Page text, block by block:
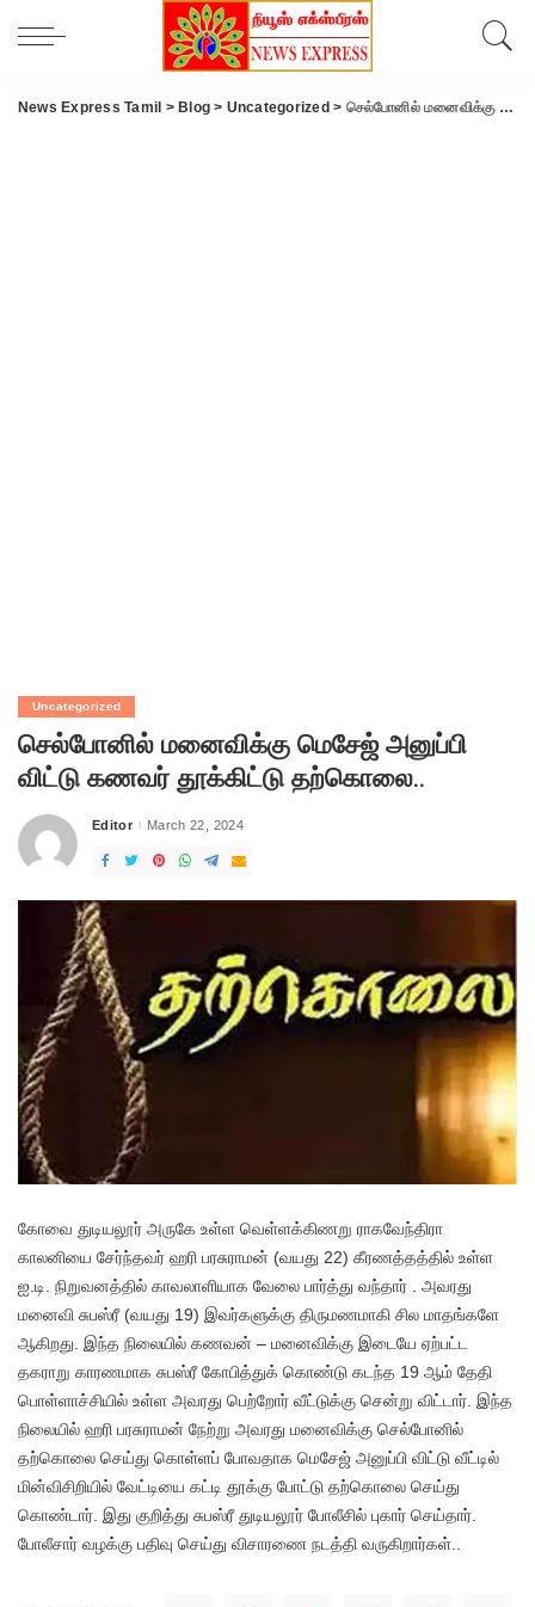
News Express Tamil > Blog > Uncategorized > செல்போனில் மனைவிக்கு மெசேஜ் அனுப்பி விட்டு கணவர் தூக்கிட்டு தற்கொலை..
Uncategorized
செல்போனில் மனைவிக்கு மெசேஜ் அனுப்பி
விட்டு கணவர் தூக்கிட்டு தற்கொலை..
Posted
Editor March 22, 2024
கோவை துடியலூர் அருகே உள்ள வெள்ளக்கிணறு ராகவேந்திரா
காலனியை சேர்ந்தவர் ஹரி பரசுராமன் (வயது 22) கீரணத்தத்தில் உள்ள
ஐ.டி. நிறுவனத்தில் காவலாளியாக வேலை பார்த்து வந்தார் . அவரது
மனைவி சுபஸ்ரீ (வயது 19) இவர்களுக்கு திருமணமாகி சில மாதங்களே
ஆகிறது. இந்த நிலையில் கணவன் – மனைவிக்கு இடையே ஏற்பட்ட
தகராறு காரணமாக சுபஸ்ரீ கோபித்துக் கொண்டு கடந்த 19 ஆம் தேதி
பொள்ளாச்சியில் உள்ள அவரது பெற்றோர் வீட்டுக்கு சென்று விட்டார். இந்த
நிலையில் ஹரி பரசுராமன் நேற்று அவரது மனைவிக்கு செல்போனில்
தற்கொலை செய்து கொள்ளப் போவதாக மெசேஜ் அனுப்பி விட்டு வீட்டில்
மின்விசிறியில் வேட்டியை கட்டி தூக்கு போட்டு தற்கொலை செய்து
கொண்டார். இது குறித்து சுபஸ்ரீ துடியலூர் போலீசில் புகார் செய்தார்.
போலீசார் வழக்கு பதிவு செய்து விசாரணை நடத்தி வருகிறார்கள்..